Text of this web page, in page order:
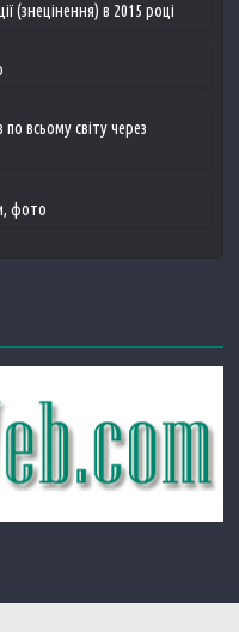
(знецінення) в 2015 році
всьому світу через
фото